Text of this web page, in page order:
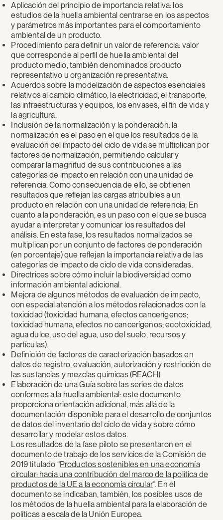
Aplicación del principio de importancia relativa: los
estudios de la huella ambiental centrarse en los aspectos
y parámetros más importantes para el comportamiento
ambiental de un producto.
Procedimiento para definir un valor de referencia: valor
que corresponde al perfil de huella ambiental del
producto medio, también denominados producto
representativo u organización representativa.
Acuerdos sobre la modelización de aspectos esenciales
relativos al cambio climático, la electricidad, el transporte,
las infraestructuras y equipos, los envases, el fin de vida y
la agricultura.
Inclusión de la normalización y la ponderación: la
normalización es el paso en el que los resultados de la
evaluación del impacto del ciclo de vida se multiplican por
factores de normalización, permitiendo calcular y
comparar la magnitud de sus contribuciones a las
categorías de impacto en relación con una unidad de
referencia. Como consecuencia de ello, se obtienen
resultados que reflejan las cargas atribuibles a un
producto en relación con una unidad de referencia; En
cuanto a la ponderación, es un paso con el que se busca
ayudar a interpretar y comunicar los resultados del
análisis. En esta fase, los resultados normalizados se
multiplican por un conjunto de factores de ponderación
(en porcentaje) que reflejan la importancia relativa de las
categorías de impacto de ciclo de vida consideradas.
Directrices sobre cómo incluir la biodiversidad como
información ambiental adicional.
Mejora de algunos métodos de evaluación de impacto,
con especial atención a los métodos relacionados con la
toxicidad (toxicidad humana, efectos cancerígenos;
toxicidad humana, efectos no cancerígenos; ecotoxicidad,
agua dulce, uso del agua, uso del suelo, recursos y
partículas).
Definición de factores de caracterización basados en
datos de registro, evaluación, autorización y restricción de
las sustancias y mezclas químicas (REACH).
Elaboración de unaGuía sobre las series de datos
conformes a la huella ambiental: este documento
proporciona orientación adicional, más allá de la
documentación disponible para el desarrollo de conjuntos
de datos del inventario del ciclo de vida y sobre cómo
desarrollar y modelar estos datos.
Los resultados de la fase piloto se presentaron en el
documento de trabajo de los servicios de la Comisión de
2019 titulado “Productos sostenibles en una economía
circular: hacia una contribución del marco de la política de
productos de la UE a la economía circular”. En el
documento se indicaban, también, los posibles usos de
los métodos de la huella ambiental para la elaboración de
políticas a escala de la Unión Europea.